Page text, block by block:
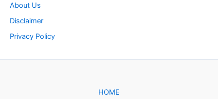
About Us
Disclaimer
Privacy Policy
HOME